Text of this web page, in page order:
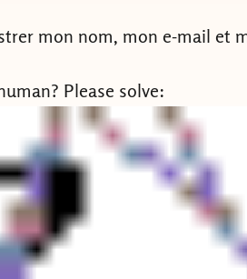
mon nom, mon e-mail et
Please solve: